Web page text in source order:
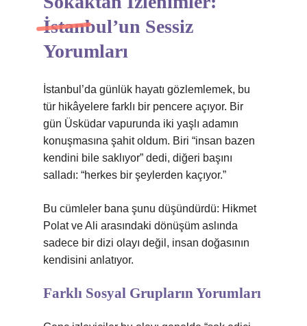
İstanbul’un Sessiz
Yorumları
İstanbul’da günlük hayatı gözlemlemek, bu
tür hikâyelere farklı bir pencere açıyor. Bir
gün Üsküdar vapurunda iki yaşlı adamın
konuşmasına şahit oldum. Biri “insan bazen
kendini bile saklıyor” dedi, diğeri başını
salladı: “herkes bir şeylerden kaçıyor.”
Bu cümleler bana şunu düşündürdü: Hikmet
Polat ve Ali arasındaki dönüşüm aslında
sadece bir dizi olayı değil, insan doğasının
kendisini anlatıyor.
Farklı Sosyal Grupların Yorumları